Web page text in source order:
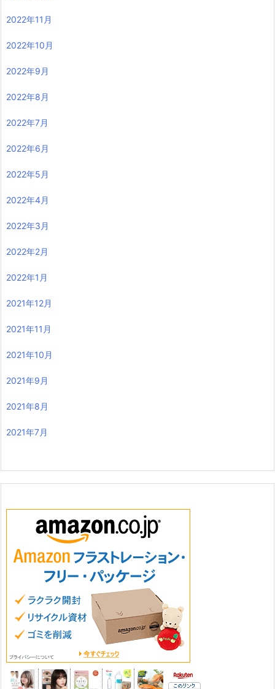
2022年11月
2022年10月
2022年9月
2022年8月
2022年7月
2022年6月
2022年5月
2022年4月
2022年3月
2022年2月
2022年1月
2021年12月
2021年11月
2021年10月
2021年9月
2021年8月
2021年7月